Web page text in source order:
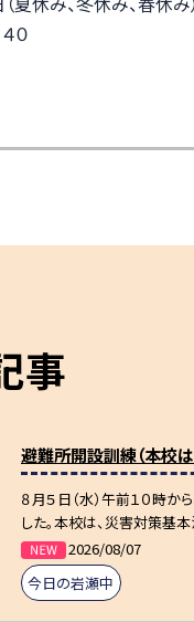
０
事
避難所開設訓練（本校は
８月５日（水）午前１０時
した。本校は、災害対策基
2026/08/07
今日の岩瀬中